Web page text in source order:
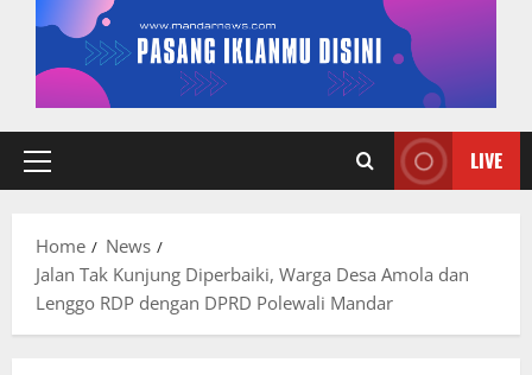
Primary
LIVE
Home
News
Jalan Tak Kunjung Diperbaiki, Warga Desa Amola dan
Lenggo RDP dengan DPRD Polewali Mandar